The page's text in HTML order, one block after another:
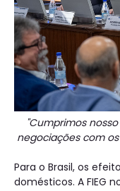
"Cumprimos
negociações com os
Para o Brasil, os
domésticos. A FIEG